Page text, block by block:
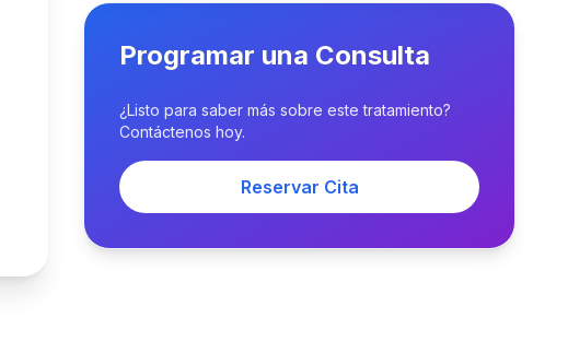
Programar una Consulta
¿Listo para saber más sobre este tratamiento?
Contáctenos hoy.
Reservar Cita